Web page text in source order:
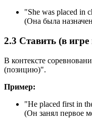
"She was placed in
(Она была
2.3 Ставить (в
В контексте
(позицию)".
Пример:
"He placed first in
(Он занял первое